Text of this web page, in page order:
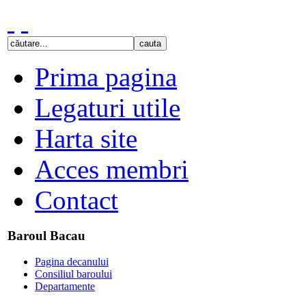
Prima pagina
Legaturi utile
Harta site
Acces membri
Contact
Baroul Bacau
Pagina decanului
Consiliul baroului
Departamente